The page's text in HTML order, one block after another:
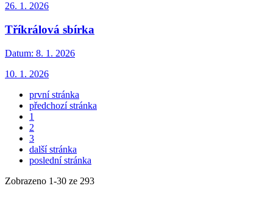
26. 1. 2026
Tříkrálová sbírka
Datum: 8. 1. 2026
10. 1. 2026
první stránka
předchozí stránka
1
2
3
další stránka
poslední stránka
Zobrazeno 1-30 ze 293